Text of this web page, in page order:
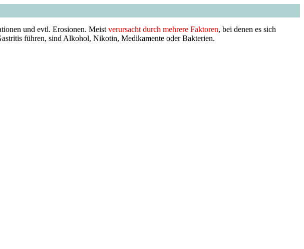
und evtl. Erosionen. Meist verursacht durch mehrere Faktoren, bei denen es sich
führen, sind Alkohol, Nikotin, Medikamente oder Bakterien.